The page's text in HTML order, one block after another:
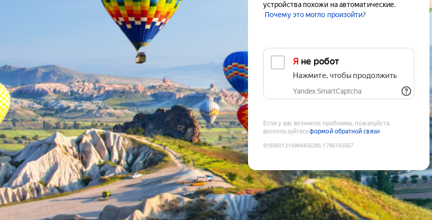
устройства похожи на автоматические.
Почему это могло произойти?
Я не робот
Нажмите, чтобы продолжить
Yandex SmartCaptcha
Если у вас возникли проблемы, пожалуйста,
воспользуйтесьформой обратной связи
9185601314984456295:1786143567